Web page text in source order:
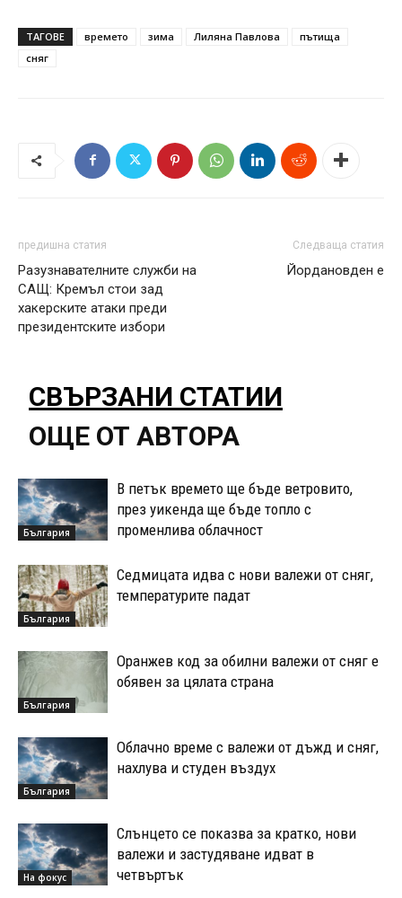
ТАГОВЕ времето зима Лиляна Павлова
пътища
сняг
предишна статия
Разузнавателните служби на
САЩ: Кремъл стои зад
хакерските атаки преди
президентските избори
Следваща статия
Йордановден е
СВЪРЗАНИ СТАТИИ
ОЩЕ ОТ АВТОРА
България
В петък времето ще бъде ветровито,
през уикенда ще бъде топло с
променлива облачност
България
Седмицата идва с нови валежи от сняг,
температурите падат
България
Оранжев код за обилни валежи от сняг е
обявен за цялата страна
България
Облачно време с валежи от дъжд и сняг,
нахлува и студен въздух
На фокус
Слънцето се показва за кратко, нови
валежи и застудяване идват в
четвъртък